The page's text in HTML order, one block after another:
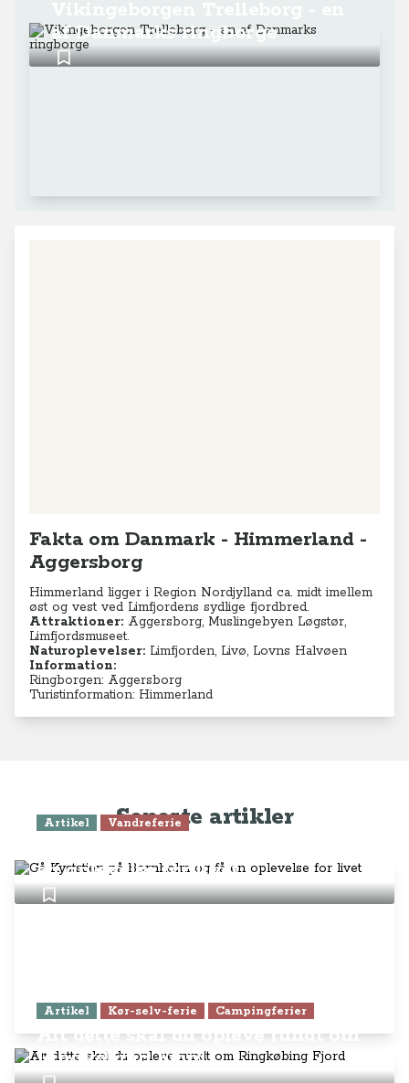
af Danmarks ringborge
Fakta om Danmark - Himmerland -
Aggersborg
Himmerland ligger i Region Nordjylland ca. midt imellem
øst og vest ved Limfjordens sydlige fjordbred.
Attraktioner: Aggersborg, Muslingebyen Løgstør,
Limfjordsmuseet.
Naturoplevelser: Limfjorden, Livø, Lovns Halvøen
Information:
Ringborgen: Aggersborg
Turistinformation: Himmerland
Seneste artikler
Artikel Vandreferie
en oplevelse for livet
Artikel Kør-selv-ferie Campingferier
Alt dette skal du opleve rundt om
Ringkøbing Fjord